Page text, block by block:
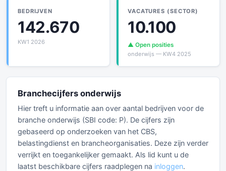
BEDRIJVEN
142.670
KW1 2026
VACATURES (SECTOR)
10.100
▲ Open posities
onderwijs — KW4 2025
Branchecijfers onderwijs
Hier treft u informatie aan over aantal bedrijven voor de
branche onderwijs (SBI code: P). De cijfers zijn
gebaseerd op onderzoeken van het CBS,
belastingdienst en brancheorganisaties. Deze zijn verder
verrijkt en toegankelijker gemaakt. Als lid kunt u de
laatst beschikbare cijfers raadplegen na inloggen.